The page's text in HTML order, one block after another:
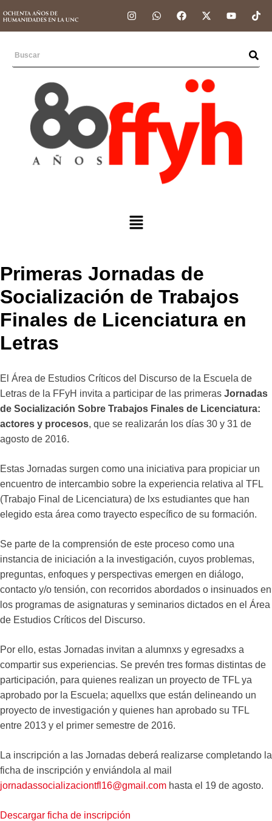
Primeras Jornadas de
Socialización de Trabajos
Finales de Licenciatura en
Letras
El Área de Estudios Críticos del Discurso de la Escuela de
Letras de la FFyH invita a participar de las primeras Jornadas
de Socialización Sobre Trabajos Finales de Licenciatura:
actores y procesos, que se realizarán los días 30 y 31 de
agosto de 2016.
Estas Jornadas surgen como una iniciativa para propiciar un
encuentro de intercambio sobre la experiencia relativa al TFL
(Trabajo Final de Licenciatura) de lxs estudiantes que han
elegido esta área como trayecto específico de su formación.
Se parte de la comprensión de este proceso como una
instancia de iniciación a la investigación, cuyos problemas,
preguntas, enfoques y perspectivas emergen en diálogo,
contacto y/o tensión, con recorridos abordados o insinuados en
los programas de asignaturas y seminarios dictados en el Área
de Estudios Críticos del Discurso.
Por ello, estas Jornadas invitan a alumnxs y egresadxs a
compartir sus experiencias. Se prevén tres formas distintas de
participación, para quienes realizan un proyecto de TFL ya
aprobado por la Escuela; aquellxs que están delineando un
proyecto de investigación y quienes han aprobado su TFL
entre 2013 y el primer semestre de 2016.
La inscripción a las Jornadas deberá realizarse completando la
ficha de inscripción y enviándola al mail
jornadassocializaciontfl16@gmail.com hasta el 19 de agosto.
Descargar ficha de inscripción